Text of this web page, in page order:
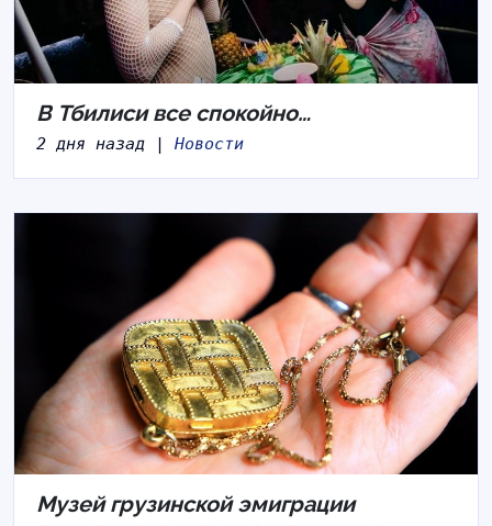
В Тбилиси все спокойно…
2 дня назад | Новости
Музей грузинской эмиграции